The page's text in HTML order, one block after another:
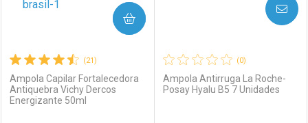
(21)
Ampola Capilar Fortalecedora
Antiquebra Vichy Dercos
Energizante 50ml
COMPRAR
(0)
Ampola Antirruga La Roche-
Posay Hyalu B5 7 Unidades
AVISE-ME